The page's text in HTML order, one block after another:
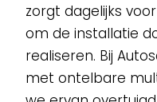
zorgt dagelijks
om de installatie
realiseren. Bij
met ontelbare